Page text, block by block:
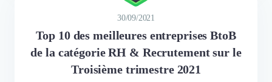
30/09/2021
Top 10 des meilleures entreprises BtoB
de la catégorie RH & Recrutement sur le
Troisième trimestre 2021